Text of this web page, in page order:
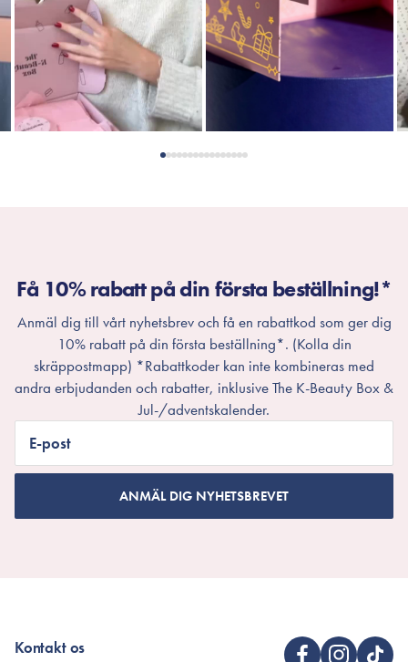
Få 10% rabatt på din första beställning!*
Anmäl dig till vårt nyhetsbrev och få en rabattkod som ger dig
10% rabatt på din första beställning*. (Kolla din
skräppostmapp) *Rabattkoder kan inte kombineras med
andra erbjudanden och rabatter, inklusive The K-Beauty Box &
Jul-/adventskalender.
E-post
ANMÄL DIG NYHETSBREVET
Kontakt os